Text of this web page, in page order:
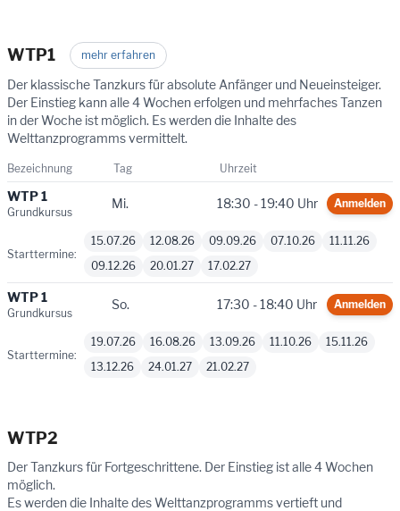
WTP1 mehr erfahren
Der klassische Tanzkurs für absolute Anfänger und Neueinsteiger.
Der Einstieg kann alle 4 Wochen erfolgen und mehrfaches Tanzen
in der Woche ist möglich. Es werden die Inhalte des
Welttanzprogramms vermittelt.
Bezeichnung Tag Uhrzeit
WTP 1
Grundkursus
Mi. 18:30 - 19:40 Uhr Anmelden
Starttermine:
15.07.26 12.08.26 09.09.26 07.10.26
11.11.26
09.12.26
20.01.27 17.02.27
WTP 1
Grundkursus
So. 17:30 - 18:40 Uhr Anmelden
Starttermine:
19.07.26 16.08.26 13.09.26 11.10.26
15.11.26
13.12.26
24.01.27 21.02.27
WTP2
Der Tanzkurs für Fortgeschrittene. Der Einstieg ist alle 4 Wochen
möglich.
Es werden die Inhalte des Welttanzprogramms vertieft und